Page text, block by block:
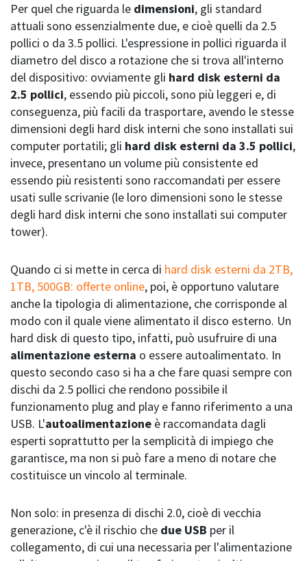
Per quel che riguarda le dimensioni, gli standard
attuali sono essenzialmente due, e cioè quelli da 2.5
pollici o da 3.5 pollici. L'espressione in pollici riguarda il
diametro del disco a rotazione che si trova all'interno
del dispositivo: ovviamente gli hard disk esterni da
2.5 pollici, essendo più piccoli, sono più leggeri e, di
conseguenza, più facili da trasportare, avendo le stesse
dimensioni degli hard disk interni che sono installati sui
computer portatili; gli hard disk esterni da 3.5 pollici,
invece, presentano un volume più consistente ed
essendo più resistenti sono raccomandati per essere
usati sulle scrivanie (le loro dimensioni sono le stesse
degli hard disk interni che sono installati sui computer
tower).
Quando ci si mette in cerca di hard disk esterni da 2TB,
1TB, 500GB: offerte online, poi, è opportuno valutare
anche la tipologia di alimentazione, che corrisponde al
modo con il quale viene alimentato il disco esterno. Un
hard disk di questo tipo, infatti, può usufruire di una
alimentazione esterna o essere autoalimentato. In
questo secondo caso si ha a che fare quasi sempre con
dischi da 2.5 pollici che rendono possibile il
funzionamento plug and play e fanno riferimento a una
USB. L'autoalimentazione è raccomandata dagli
esperti soprattutto per la semplicità di impiego che
garantisce, ma non si può fare a meno di notare che
costituisce un vincolo al terminale.
Non solo: in presenza di dischi 2.0, cioè di vecchia
generazione, c'è il rischio che due USB per il
collegamento, di cui una necessaria per l'alimentazione